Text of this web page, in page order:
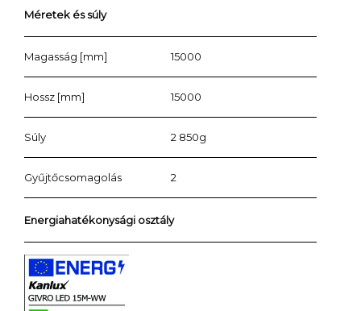
Méretek és súly
Magasság [mm] 15000
Hossz [mm] 15000
Súly 2 850g
Gyűjtőcsomagolás 2
Energiahatékonysági osztály